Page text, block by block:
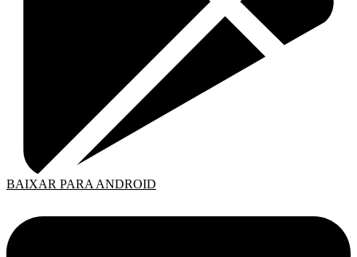
BAIXAR PARA ANDROID